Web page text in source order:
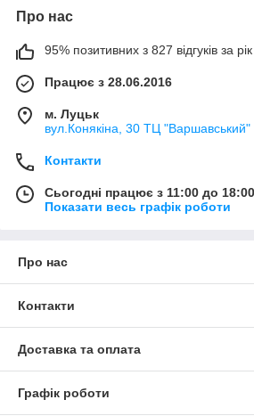
Про нас
95% позитивних з 827 відгуків за рік
Працює з 28.06.2016
м. Луцьк
вул.Конякіна, 30 ТЦ "Варшавський"
Контакти
Сьогодні працює з 11:00 до 18:00
Показати весь графік роботи
Про нас
Контакти
Доставка та оплата
Графік роботи